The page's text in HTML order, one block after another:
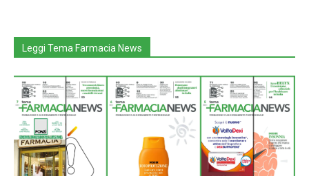
Leggi Tema Farmacia News